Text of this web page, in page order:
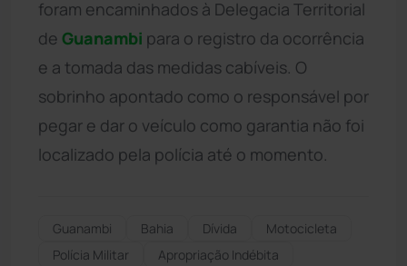
foram encaminhados à Delegacia Territorial
de Guanambi para o registro da ocorrência
e a tomada das medidas cabíveis. O
sobrinho apontado como o responsável por
pegar e dar o veículo como garantia não foi
localizado pela polícia até o momento.
Guanambi Bahia Dívida
Motocicleta
Polícia Militar
Apropriação Indébita